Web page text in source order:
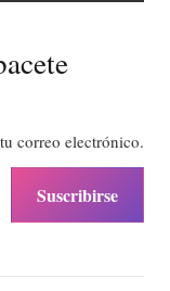
correo electrónico.
Suscribirse